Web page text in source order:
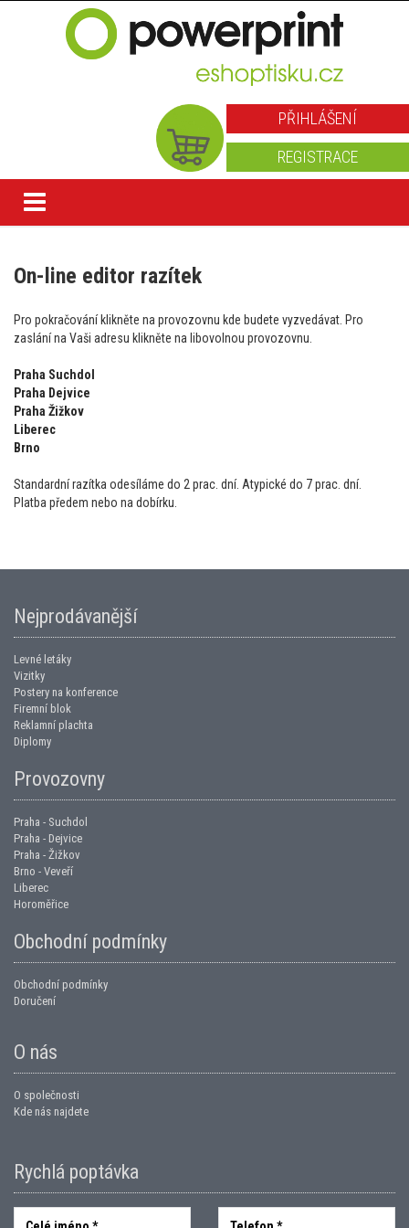
PŘIHLÁŠENÍ
REGISTRACE
On-line editor razítek
Pro pokračování klikněte na provozovnu kde budete vyzvedávat. Pro
zaslání na Vaši adresu klikněte na libovolnou provozovnu.
Praha Suchdol
Praha Dejvice
Praha Žižkov
Liberec
Brno
Standardní razítka odesíláme do 2 prac. dní. Atypické do 7 prac. dní.
Platba předem nebo na dobírku.
Nejprodávanější
Levné letáky
Vizitky
Postery na konference
Firemní blok
Reklamní plachta
Diplomy
Provozovny
Praha - Suchdol
Praha - Dejvice
Praha - Žižkov
Brno - Veveří
Liberec
Horoměřice
Obchodní podmínky
Obchodní podmínky
Doručení
O nás
O společnosti
Kde nás najdete
Rychlá poptávka